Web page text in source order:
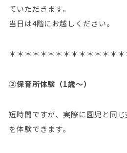
ていただきます。
当日は4階にお越しください。
＊＊＊＊＊＊＊＊＊＊＊＊＊＊＊
②保育所体験（1歳～）
短時間ですが、実際に園児と同
を体験できます。